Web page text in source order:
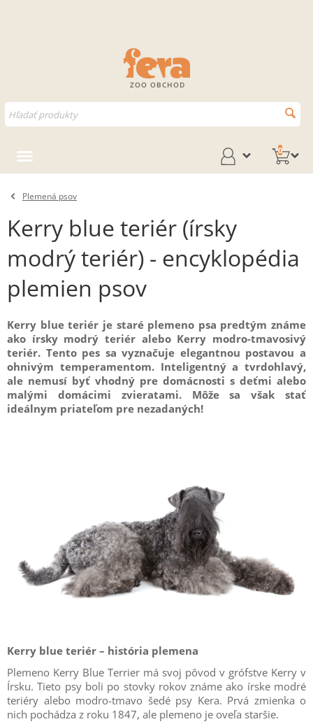
ZOO OBCHOD
0
Plemená psov
Kerry blue teriér (írsky
modrý teriér) - encyklopédia
plemien psov
Kerry blue teriér je staré plemeno psa predtým známe
ako írsky modrý teriér alebo Kerry modro-tmavosivý
teriér. Tento pes sa vyznačuje elegantnou postavou a
ohnivým temperamentom. Inteligentný a tvrdohlavý,
ale nemusí byť vhodný pre domácnosti s deťmi alebo
malými domácimi zvieratami. Môže sa však stať
ideálnym priateľom pre nezadaných!
Kerry blue teriér – história plemena
Plemeno Kerry Blue Terrier má svoj pôvod v grófstve Kerry v
Írsku. Tieto psy boli po stovky rokov známe ako írske modré
teriéry alebo modro-tmavo šedé psy Kera. Prvá zmienka o
nich pochádza z roku 1847, ale plemeno je oveľa staršie.